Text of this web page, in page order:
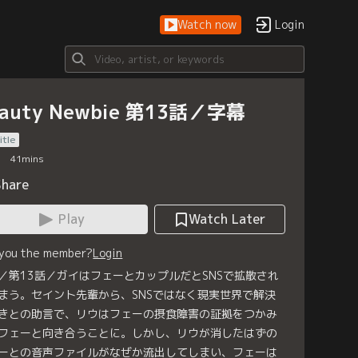
Watch now Login
Newbie 第13話／字幕
41mins
Play
Watch Later
the member?Login
第13話／ガイはフェーとカップルだとSNSで拡散され
う。セイント先輩から、SNSではなく現実世界で解決
との助言で、リウはフェーの摂食障害の証拠をつかみ
ェーと向き合うことに。しかし、リウが消したはずの
との音声ファイルがなぜか流出してしまい、フェーは